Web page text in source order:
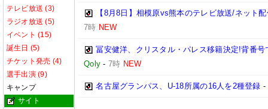
テレビ放送 (3)
ラジオ放送 (5)
イベント (15)
誕生日 (5)
チケット発売 (4)
選手出演 (9)
キャンプ
サイト
【8月8日】相模原vs熊本のテレビ放送/ネット
7時 NEW
冨安健洋、クリスタル・パレス移籍決定!背番
Qoly - 7時 NEW
名古屋グランパス、U-18所属の16人を2種登録 -